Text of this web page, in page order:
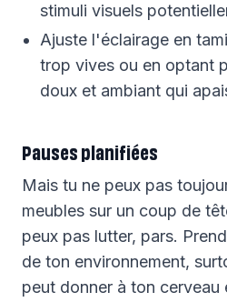
stimuli visuels
Ajuste l'éclairage en
trop vives ou en optant
doux et ambiant qui
Pauses planifiées
Mais tu ne peux pas
meubles sur un coup de
peux pas lutter, pars.
de ton environnement,
peut donner à ton cerveau